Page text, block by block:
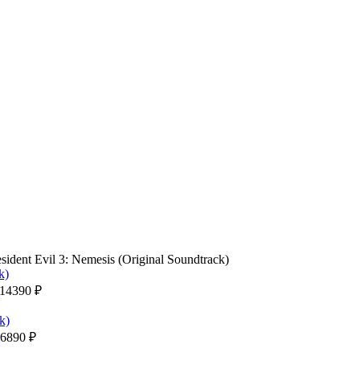
Evil 3: Nemesis (Original Soundtrack)
14390 ₽
6890 ₽